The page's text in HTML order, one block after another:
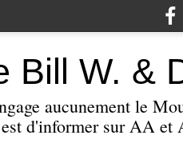
Bill W. &
aucunement le
d'informer sur AA et